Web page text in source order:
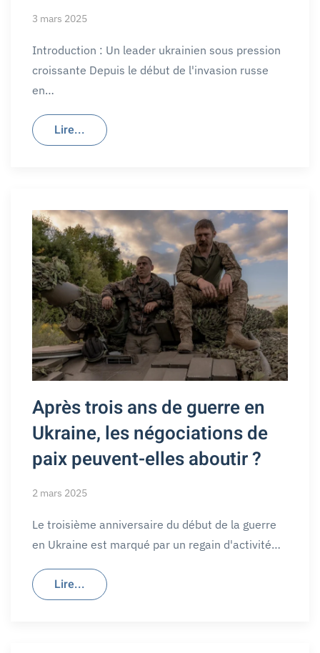
3 mars 2025
Introduction : Un leader ukrainien sous pression
croissante Depuis le début de l'invasion russe
en…
Lire...
Après trois ans de guerre en
Ukraine, les négociations de
paix peuvent-elles aboutir ?
2 mars 2025
Le troisième anniversaire du début de la guerre
en Ukraine est marqué par un regain d'activité…
Lire...